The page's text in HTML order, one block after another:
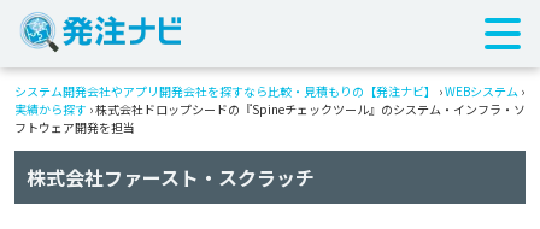
システム開発会社やアプリ開発会社を探すなら比較・見積もりの【発注ナビ】 ›WEBシステム ›
実績から探す ›株式会社ドロップシードの『Spineチェックツール』のシステム・インフラ・ソ
フトウェア開発を担当
株式会社ファースト・スクラッチ